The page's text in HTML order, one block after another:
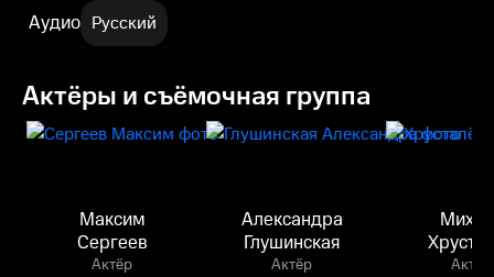
Аудио Русский
Актёры и съёмочная группа
Максим
Сергеев
Актёр
Александра
Глушинская
Актёр Актёр